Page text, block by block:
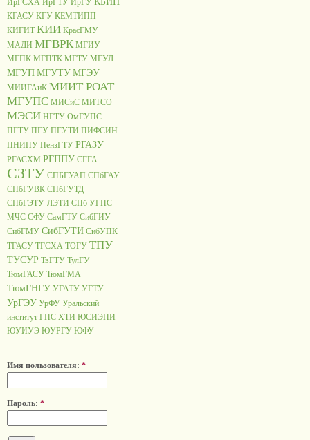
ИрГСХА ИрГТУ ИрГУ
КГАСУ КГУ КЕМТИПП
КИГИТ КИИ КрасГМУ
МАДИ МГВРК МГИУ
МГПК МГПТК МГТУ МГУЛ
МГУПМГУТУМГЭУ
МИИГАиК МИИТ РОАТ
МГУПС МИСиС МИТСО
МЭСИ НГТУ ОмГУПС
ПГТУ ПГУ ПГУТИ ПИФСИН
ПНИПУ ПензГТУ РГАЗУ
РГАСХМ РГППУ СГГА
СЗТУ СПБГУАП СПбГАУ
СПбГУВК СПбГУТД
СПбГЭТУ-ЛЭТИ СПб УГПС
МЧС СФУ СамГТУ СибГИУ
СибГМУ СибГУТИ СибУПК
ТГАСУ ТГСХА ТОГУ ТПУ
ТУСУР ТвГТУ ТулГУ
ТюмГАСУ ТюмГМА
ТюмГНГУ УГАТУ УГТУ
УрГЭУ УрФУ Уральский
институт ГПС ХТИ ЮСИЭПИ
ЮУИУЭ ЮУРГУ ЮФУ
Имя пользователя: *
Пароль: *